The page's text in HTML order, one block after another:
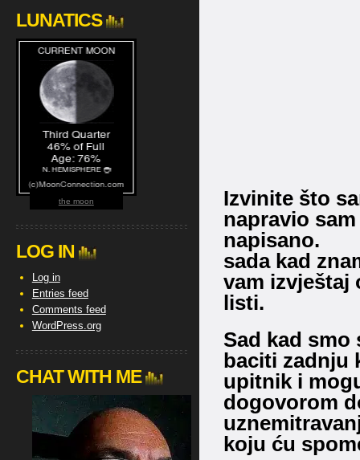
Izvinite što
napravio
napisano.
sada kad
vam izvještaj
listi.
Sad kad smo
baciti zadnju
upitnik i
dogovorom
koju ću
LUNATICS
the moon
LOG IN
Log in
Entries feed
Comments feed
WordPress.org
CHAT WITH ME